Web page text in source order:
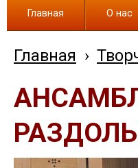
Главная О нас
Главная ›